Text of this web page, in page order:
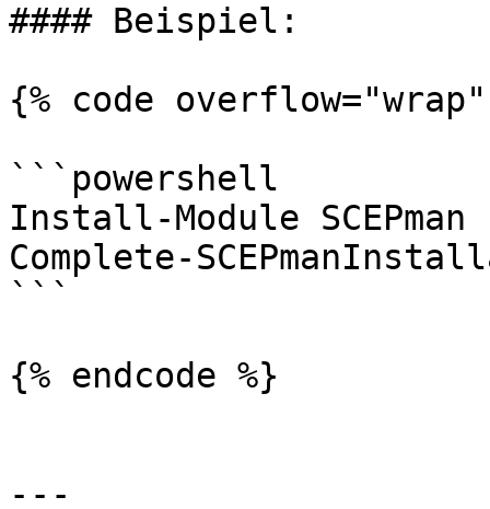
#### Beispiel:
{% code
```powershell
Install-Module
Complete-
```
{% endcode %}
---